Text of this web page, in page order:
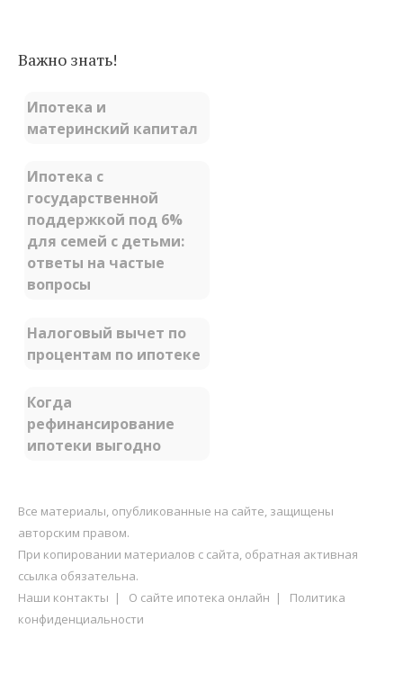
Важно знать!
Ипотека и
материнский капитал
Ипотека с
государственной
поддержкой под 6%
для семей с детьми:
ответы на частые
вопросы
Налоговый вычет по
процентам по ипотеке
Когда
рефинансирование
ипотеки выгодно
Все материалы, опубликованные на сайте, защищены
авторским правом.
При копировании материалов с сайта, обратная активная
ссылка обязательна.
Наши контакты | О сайте ипотека онлайн | Политика
конфиденциальности